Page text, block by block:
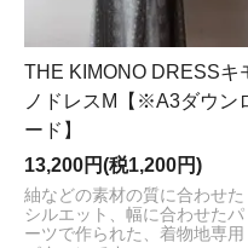
THE KIMONO DRESSキ
ノドレスM【※A3ダウン
ード】
13,200円(税1,200円)
紬などの素材の質に合わせた
シルエット、幅に合わせたパ
ーツで作られた、着物地専用